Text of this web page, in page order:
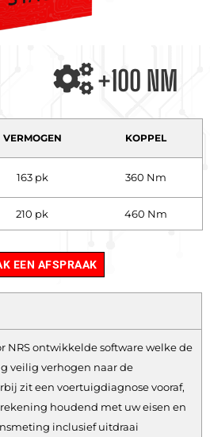
+100 NM
VERMOGEN KOPPEL
163 pk 360 Nm
210 pk 460 Nm
EEN AFSPRAAK
NRS ontwikkelde software welke de
veilig verhogen naar de
zit een voertuigdiagnose vooraf,
houdend met uw eisen en
inclusief uitdraai